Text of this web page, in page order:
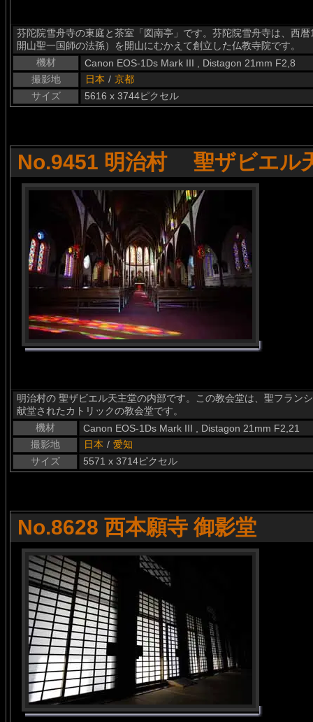
芬陀院雪舟寺の東庭と茶室「図南亭」です。芬陀院雪舟寺は、西
開山聖一国師の法孫）を開山にむかえて創立した仏教寺院です。
機材
Canon EOS-1Ds Mark III , Distagon 21mm F2,8
撮影地
日本 / 京都
サイズ
5616 x 3744ピクセル
No.9451 明治村 聖ザビエル
明治村の 聖ザビエル天主堂の内部です。この教会堂は、聖フラン
献堂されたカトリックの教会堂です。
機材
Canon EOS-1Ds Mark III , Distagon 21mm F2,21
撮影地
日本 / 愛知
サイズ
5571 x 3714ピクセル
No.8628 西本願寺 御影堂